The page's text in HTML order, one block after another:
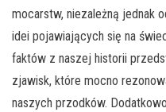
mocarstw, niezależną jednak
idei pojawiających się na
faktów z naszej historii
zjawisk, które mocno
naszych przodków.